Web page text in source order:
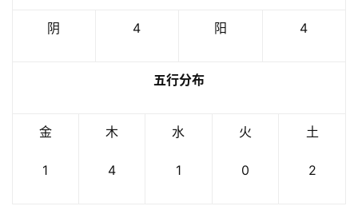
阴 4 阳 4
五行分布
金
1
木
4
水
1
火
0
土
2